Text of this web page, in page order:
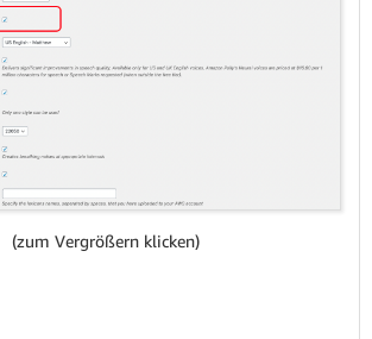
(zum Vergrößern klicken)